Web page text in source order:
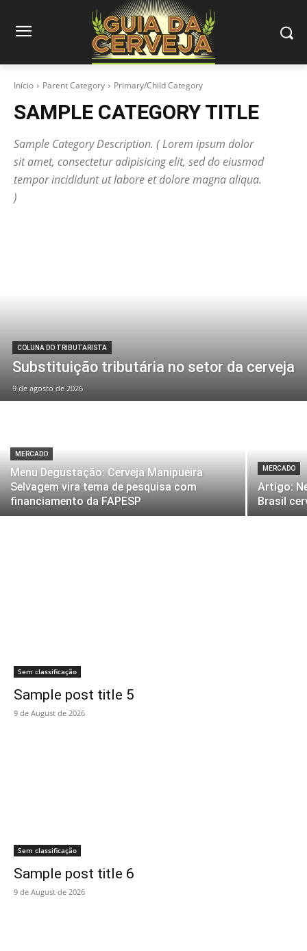
Início Parent Category Primary/Child Category
SAMPLE CATEGORY TITLE
Sample Category Description. ( Lorem ipsum dolor
sit amet, consectetur adipisicing elit, sed do eiusmod
tempor incididunt ut labore et dolore magna aliqua.
)
COLUNA DO TRIBUTARISTA
Substituição tributária no setor da cerveja
9 de agosto de 2026
MERCADO
Menu Degustação: Cerveja Manipueira
Selvagem vira tema de pesquisa com
financiamento da FAPESP
MERCADO
Artigo:
Brasil
Sem classificação
Sample post title 5
9 de August de 2026
Sem classificação
Sample post title 6
9 de August de 2026